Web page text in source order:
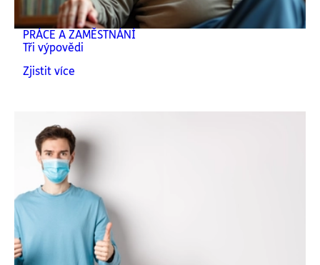
PRÁCE A ZAMĚSTNÁNÍ
Tři výpovědi
Zjistit více